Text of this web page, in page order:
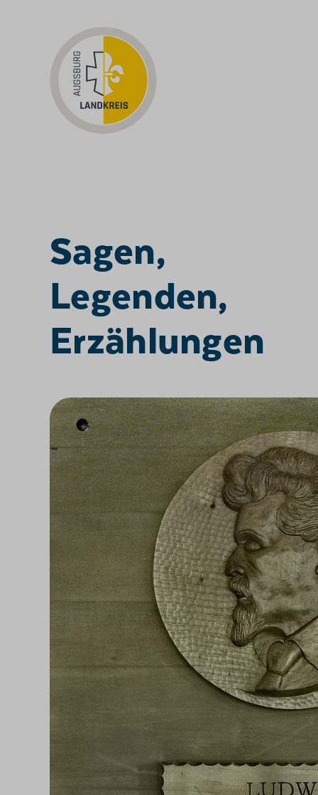
ZUM INHALT SPRINGEN
Sagen,
Legenden,
Erzählungen